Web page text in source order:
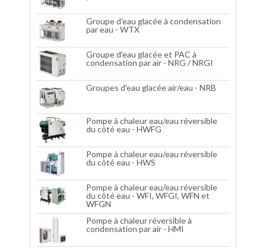
Groupe d'eau glacée à condensation
par eau - WTX
Groupe d'eau glacée et PAC à
condensation par air - NRG / NRGI
Groupes d'eau glacée air/eau - NRB
Pompe à chaleur eau/eau réversible
du côté eau - HWFG
Pompe à chaleur eau/eau réversible
du côté eau - HWS
Pompe à chaleur eau/eau réversible
du côté eau - WFI, WFGI, WFN et
WFGN
Pompe à chaleur réversible à
condensation par air - HMI